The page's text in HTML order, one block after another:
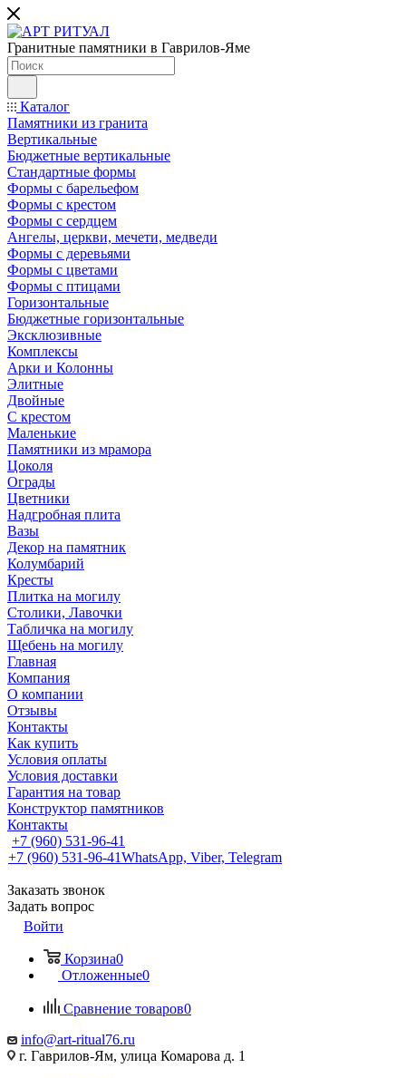
Гранитные памятники в Гаврилов-Яме
Каталог
Памятники из гранита
Вертикальные
Бюджетные вертикальные
Стандартные формы
Формы с барельефом
Формы с крестом
Формы с сердцем
Ангелы, церкви, мечети, медведи
Формы с деревьями
Формы с цветами
Формы с птицами
Горизонтальные
Бюджетные горизонтальные
Эксклюзивные
Комплексы
Арки и Колонны
Элитные
Двойные
С крестом
Маленькие
Памятники из мрамора
Цоколя
Ограды
Цветники
Надгробная плита
Вазы
Декор на памятник
Колумбарий
Кресты
Плитка на могилу
Столики, Лавочки
Табличка на могилу
Щебень на могилу
Главная
Компания
О компании
Отзывы
Контакты
Как купить
Условия оплаты
Условия доставки
Гарантия на товар
Конструктор памятников
Контакты
+7 (960) 531-96-41
+7 (960) 531-96-41WhatsApp, Viber, Telegram
Заказать звонок
Задать вопрос
Войти
Корзина0
Отложенные0
Сравнение товаров0
info@art-ritual76.ru
г. Гаврилов-Ям, улица Комарова д. 1